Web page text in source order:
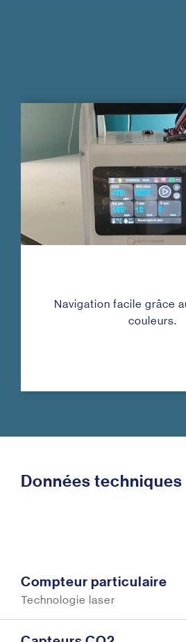
Navigation facile grâce
couleurs.
Données techniques
Compteur particulaire
Technologie laser